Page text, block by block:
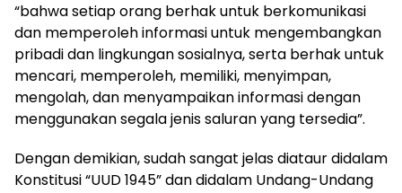
“bahwa setiap orang berhak untuk berkomunikasi
dan memperoleh informasi untuk mengembangkan
pribadi dan lingkungan sosialnya, serta berhak untuk
mencari, memperoleh, memiliki, menyimpan,
mengolah, dan menyampaikan informasi dengan
menggunakan segala jenis saluran yang tersedia”.
Dengan demikian, sudah sangat jelas diataur didalam
Konstitusi “UUD 1945” dan didalam Undang-Undang